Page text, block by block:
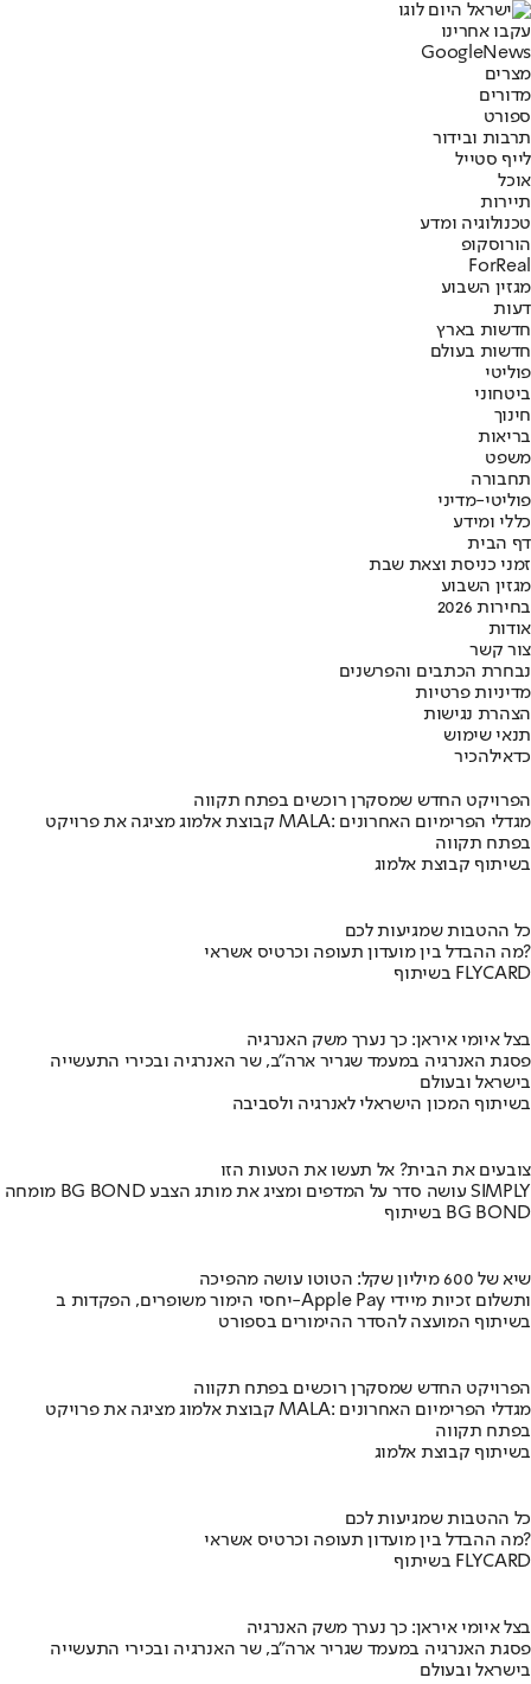
עקבו אחרינו
Googl eNews
מצרים
מדורים
ספורט
תרבות ובידור
לייף סטייל
אוכל
תיירות
טכנולוגיה ומדע
הורוסקופ
ForReal
מגזין השבוע
דעות
חדשות בארץ
חדשות בעולם
פוליטי
ביטחוני
חינוך
בריאות
משפט
תחבורה
פוליטי-מדיני
כללי ומידע
דף הבית
זמני כניסת וצאת שבת
מגזין השבוע
בחירות 2026
אודות
צור קשר
נבחרת הכתבים והפרשנים
מדיניות פרטיות
הצהרת נגישות
תנאי שימוש
כדאילהכיר
הפרויקט החדש שמסקרן רוכשים בפתח תקווה
קבוצת אלמוג מציגה את פרויקט MALA: מגדלי הפרימיום האחרונים
בפתח תקווה
בשיתוף קבוצת אלמוג
כל ההטבות שמגיעות לכם
מה ההבדל בין מועדון תעופה וכרטיס אשראי?
בשיתוף FLYCARD
בצל איומי איראן: כך נערך משק האנרגיה
פסגת האנרגיה במעמד שגריר ארה"ב, שר האנרגיה ובכירי התעשייה
בישראל ובעולם
בשיתוף המכון הישראלי לאנרגיה ולסביבה
צובעים את הבית? אל תעשו את הטעות הזו
מומחה BG BOND עושה סדר על המדפים ומציג את מותג הצבע SIMPLY
בשיתוף BG BOND
שיא של 600 מיליון שקל: הטוטו עושה מהפיכה
יחסי הימור משופרים, הפקדות ב-Apple Pay ותשלום זכיות מיידי
בשיתוף המועצה להסדר ההימורים בספורט
הפרויקט החדש שמסקרן רוכשים בפתח תקווה
קבוצת אלמוג מציגה את פרויקט MALA: מגדלי הפרימיום האחרונים
בפתח תקווה
בשיתוף קבוצת אלמוג
כל ההטבות שמגיעות לכם
מה ההבדל בין מועדון תעופה וכרטיס אשראי?
בשיתוף FLYCARD
בצל איומי איראן: כך נערך משק האנרגיה
פסגת האנרגיה במעמד שגריר ארה"ב, שר האנרגיה ובכירי התעשייה
בישראל ובעולם